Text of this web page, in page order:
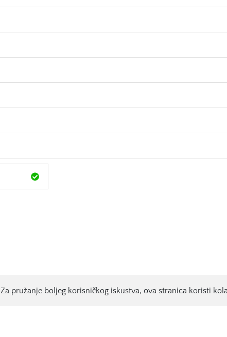
Za pružanje boljeg korisničkog iskustva, ova stranica koristi